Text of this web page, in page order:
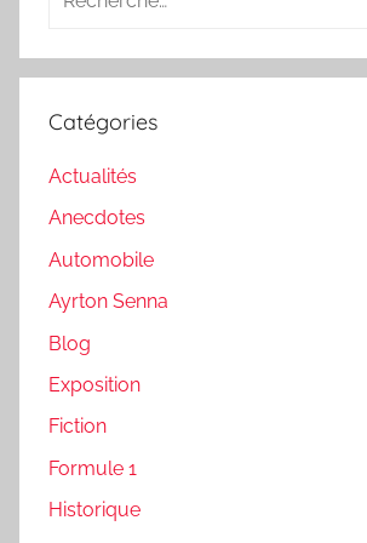
:
Catégories
Actualités
Anecdotes
Automobile
Ayrton Senna
Blog
Exposition
Fiction
Formule 1
Historique